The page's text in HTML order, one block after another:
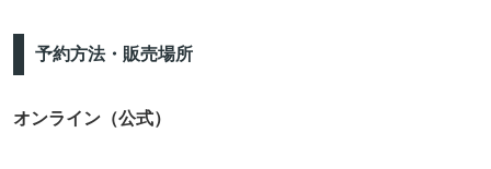
予約方法・販売場所
オンライン（公式）